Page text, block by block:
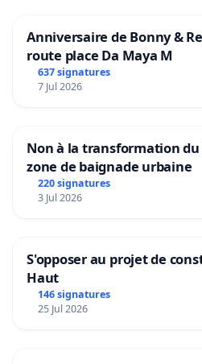
Anniversaire de Bonny &
route place Da Maya M
637 signatures
7 Jul 2026
Non à la transformation
zone de baignade urbaine
220 signatures
3 Jul 2026
S'opposer au projet de
Haut
146 signatures
25 Jul 2026